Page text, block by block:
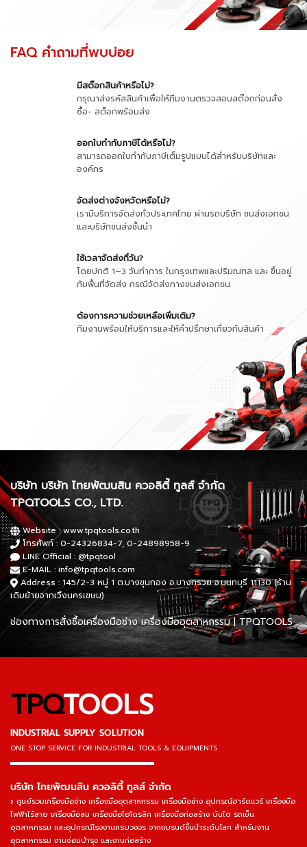
FAQ คำถามที่พบบ่อย
มีสต๊อกสินค้าหรือไม่?
กรุณาส่งรหัสสินค้าเพื่อให้ทีมงานตรวจสอบสต๊อกก่อนสั่ง
ซื้อ- สต็อกพร้อมส่ง
ออกใบกำกับภาษีได้หรือไม่?
สามารถออกใบกำกับภาษีเต็มรูปแบบได้สำหรับบริษัทและ
องค์กร
จัดส่งต่างจังหวัดหรือไม่?
เรามีบริการจัดส่งทั่วประเทศไทย ผ่านรถบริษัท ขนส่งเอกชน
และบริษัทขนส่งชั้นนำ
ใช้เวลาจัดส่งกี่วัน?
โดยปกติ 1–3 วันทำการ ในกรุงเทพและปริมณฑล และ ขึ้นอยู่
กับพื้นที่จัดส่ง กรณีจัดส่งทางขนส่งเอกชน
ต้องการความช่วยเหลือเพิ่มเติม?
ทีมงานพร้อมให้บริการและให้คำปรึกษาเกี่ยวกับสินค้า
บริษัท บริษัท ไทยพัฒนสิน ควอลิตี้ ทูลส์ จำกัด
TPQTOOLS CO., LTD.
Website :www.tpqtools.co.th
โทรศัพท์ : 0-24326834-7, 0-24898958-9
LINE Official :@tpqtool
E-MAIL : info@tpqtools.com
Address : 145/2-3 หมู่ 1 ต.บางขุนกอง อ.บางกรวย จ.นนทบุรี 11130 (ร้าน
เดิมย้ายจากเวิ้งนครเขษม)
ช่องทางการสั่งซื้อเครื่องมือช่าง เครื่องมืออุตสาหกรรม | TPQTOOLS
TPQTOOLS
INDUSTRIAL SUPPLY SOLUTION
ONE STOP SERVICE FOR INDUSTRIAL TOOLS & EQUIPMENTS
▬▬▬▬▬▬▬▬▬▬▬▬▬▬▬
บริษัท ไทยพัฒนสิน ควอลิตี้ ทูลส์ จำกัด
ศูนย์รวมเครื่องมือช่าง เครื่องมืออุตสาหกรรม เครื่องมือช่าง อุปกรณ์ฮาร์ดแวร์ เครื่องมือ
ไฟฟ้าไร้สาย เครื่องมือลม เครื่องมือไฮโดรลิค เครื่องมือก่อสร้าง บันได รถเข็น
อุตสาหกรรม และอุปกรณ์โรงงานครบวงจร จากแบรนด์ชั้นนำระดับโลก สำหรับงาน
อุตสาหกรรม งานซ่อมบำรุง และงานก่อสร้าง